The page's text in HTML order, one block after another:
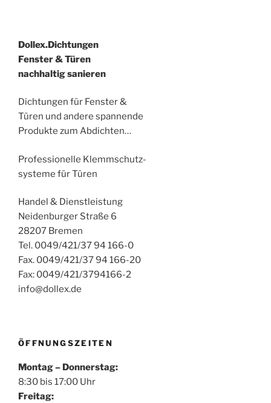
Dollex.Dichtungen
Fenster & Türen
nachhaltig sanieren
Dichtungen für Fenster &
Türen und andere spannende
Produkte zum Abdichten…
Professionelle Klemmschutz-
systeme für Türen
Handel & Dienstleistung
Neidenburger Straße 6
28207 Bremen
Tel. 0049/421/37 94 166-0
Fax. 0049/421/37 94 166-20
Fax: 0049/421/3794166-2
info@dollex.de
ÖFFNUNGSZEITEN
Montag – Donnerstag:
8:30 bis 17:00 Uhr
Freitag: